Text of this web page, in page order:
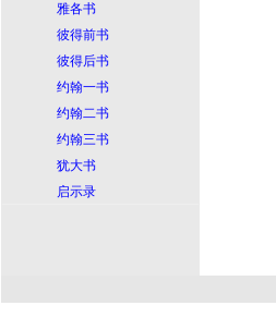
雅各书
彼得前书
彼得后书
约翰一书
约翰二书
约翰三书
犹大书
启示录